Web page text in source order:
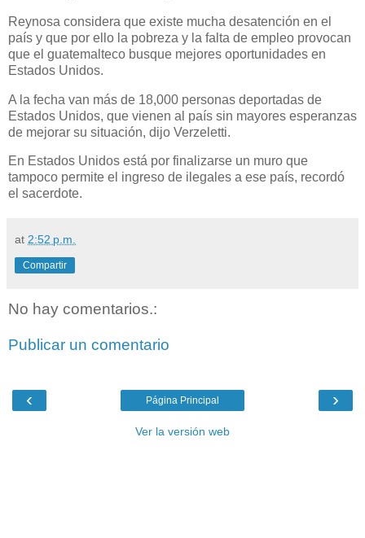
Reynosa considera que existe mucha desatención en el
país y que por ello la pobreza y la falta de empleo provocan
que el guatemalteco busque mejores oportunidades en
Estados Unidos.
A la fecha van más de 18,000 personas deportadas de
Estados Unidos, que vienen al país sin mayores esperanzas
de mejorar su situación, dijo Verzeletti.
En Estados Unidos está por finalizarse un muro que
tampoco permite el ingreso de ilegales a ese país, recordó
el sacerdote.
at 2:52 p.m.
Compartir
No hay comentarios.:
Publicar un comentario
‹ ›
Página Principal
Ver la versión web